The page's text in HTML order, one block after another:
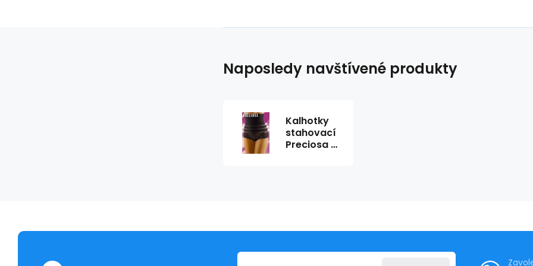
Naposledy navštívené produkty
Kalhotky
stahovací
Preciosa -